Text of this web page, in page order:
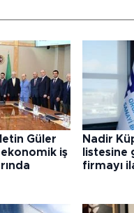
Güler
iş
Nadir
listesine
firmayı